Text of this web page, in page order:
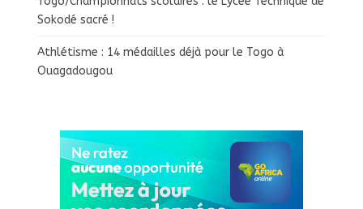
Sokodé sacré !
Athlétisme : 14 médailles déjà pour le Togo à
Ouagadougou